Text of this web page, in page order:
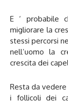
E ‘ probabile
migliorare la
stessi percorsi
nell’uomo la
crescita dei
Resta da
i follicoli dei